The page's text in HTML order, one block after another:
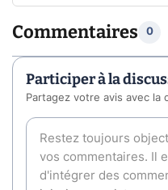
Commentaires 0
Participer à la
Partagez votre avis avec la